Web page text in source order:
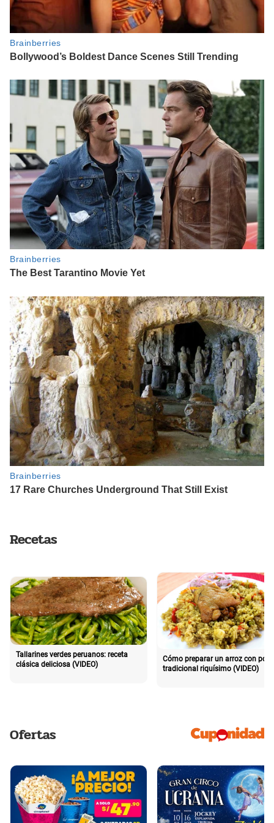
Recetas
Tallarines verdes peruanos: receta
clásica deliciosa (VIDEO)
Cómo preparar un arroz con pollo
tradicional riquísimo (VIDEO)
Ofertas